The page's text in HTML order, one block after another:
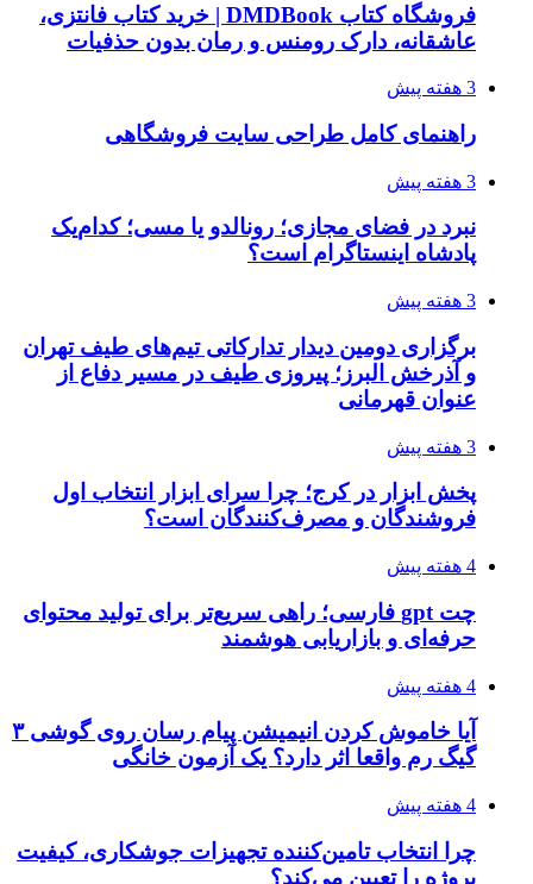
فروشگاه کتاب DMDBook | خرید کتاب فانتزی،
عاشقانه، دارک رومنس و رمان بدون حذفیات
3 هفته پیش
راهنمای کامل طراحی سایت فروشگاهی
3 هفته پیش
نبرد در فضای مجازی؛ رونالدو یا مسی؛ کدام‌یک
پادشاه اینستاگرام است؟
3 هفته پیش
برگزاری دومین دیدار تدارکاتی تیم‌های طیف تهران
و آذرخش البرز؛ پیروزی طیف در مسیر دفاع از
عنوان قهرمانی
3 هفته پیش
پخش ابزار در کرج؛ چرا سرای ابزار انتخاب اول
فروشندگان و مصرف‌کنندگان است؟
4 هفته پیش
چت gpt فارسی؛ راهی سریع‌تر برای تولید محتوای
حرفه‌ای و بازاریابی هوشمند
4 هفته پیش
آیا خاموش کردن انیمیشن پیام رسان روی گوشی ۳
گیگ رم واقعا اثر دارد؟ یک آزمون خانگی
4 هفته پیش
چرا انتخاب تامین‌کننده تجهیزات جوشکاری، کیفیت
پروژه را تعیین می‌کند؟